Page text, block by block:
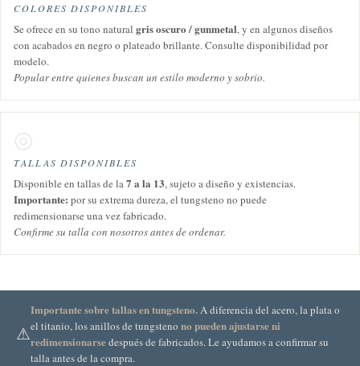
COLORES DISPONIBLES
Se ofrece en su tono natural gris oscuro / gunmetal, y en algunos diseños
con acabados en negro o plateado brillante. Consulte disponibilidad por
modelo.
Popular entre quienes buscan un estilo moderno y sobrio.
◎
TALLAS DISPONIBLES
Disponible en tallas de la7 a la 13, sujeto a diseño y existencias.
Importante: por su extrema dureza, el tungsteno no puede
redimensionarse una vez fabricado.
Confirme su talla con nosotros antes de ordenar.
⚠
Importante sobre tallas en tungsteno.A diferencia del acero, la plata o
el titanio, los anillos de tungsteno no pueden ajustarse ni
redimensionarsedespués de fabricados. Le ayudamos a confirmar su
talla antes de la compra.